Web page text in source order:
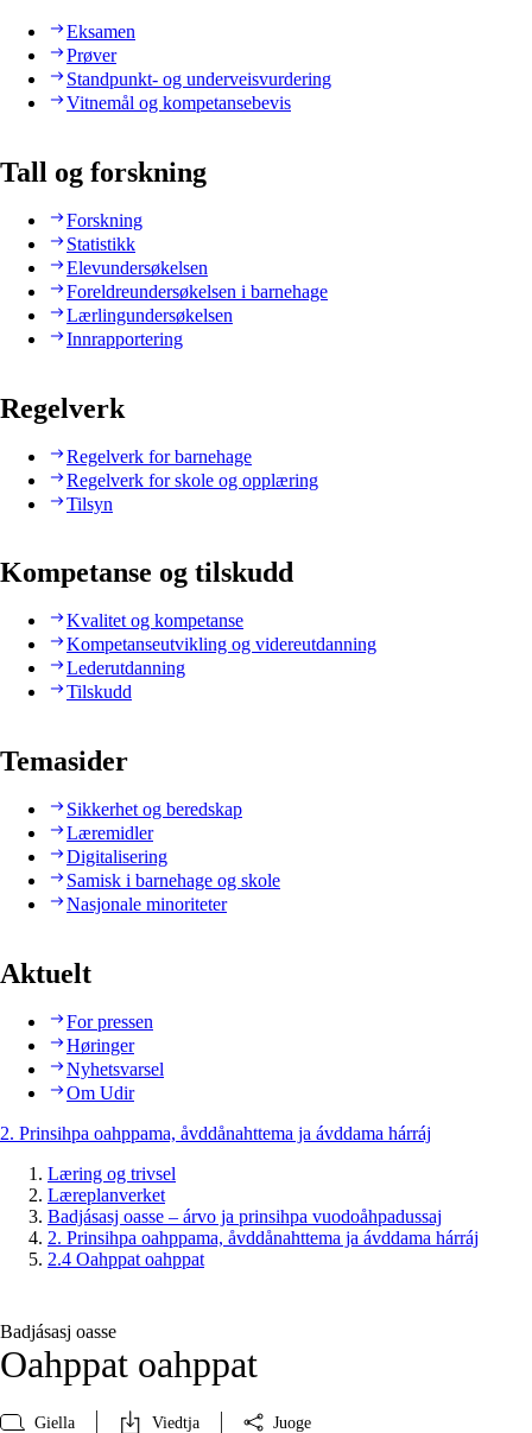
Eksamen
Prøver
Standpunkt- og underveisvurdering
Vitnemål og kompetansebevis
Tall og forskning
Forskning
Statistikk
Elevundersøkelsen
Foreldreundersøkelsen i barnehage
Lærlingundersøkelsen
Innrapportering
Regelverk
Regelverk for barnehage
Regelverk for skole og opplæring
Tilsyn
Kompetanse og tilskudd
Kvalitet og kompetanse
Kompetanseutvikling og videreutdanning
Lederutdanning
Tilskudd
Temasider
Sikkerhet og beredskap
Læremidler
Digitalisering
Samisk i barnehage og skole
Nasjonale minoriteter
Aktuelt
For pressen
Høringer
Nyhetsvarsel
Om Udir
2. Prinsihpa oahppama, åvddånahttema ja ávddama hárráj
Læring og trivsel
Læreplanverket
Badjásasj oasse – árvo ja prinsihpa vuodoåhpadussaj
2. Prinsihpa oahppama, åvddånahttema ja ávddama hárráj
2.4 Oahppat oahppat
Badjásasj oasse
Oahppat oahppat
Giella Viedtja Juoge